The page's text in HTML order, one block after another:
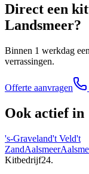
Direct een
Landsmeer?
Binnen 1 werkdag
verrassingen.
Offerte aanvragen
Ook actief in
's-Graveland't Veld't
ZandAalsmeer
Kitbedrijf24.